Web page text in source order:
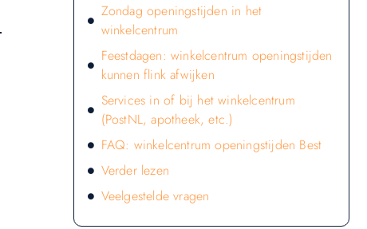
Zondag openingstijden in het
winkelcentrum
Feestdagen: winkelcentrum openingstijden
kunnen flink afwijken
Services in of bij het winkelcentrum
(PostNL, apotheek, etc.)
FAQ: winkelcentrum openingstijden Best
Verder lezen
Veelgestelde vragen